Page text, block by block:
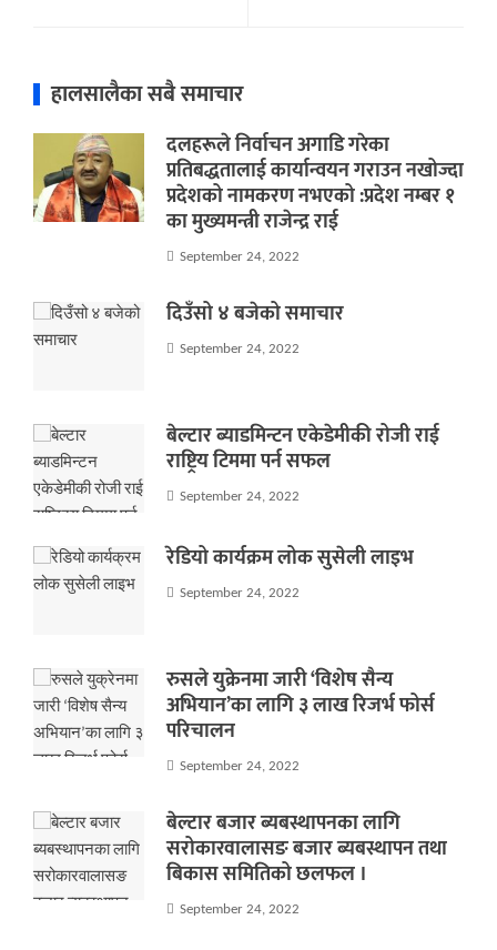
हालसालैका सबै समाचार
दलहरूले निर्वाचन अगाडि गरेका
प्रतिबद्धतालाई कार्यान्वयन गराउन नखोज्दा
प्रदेशको नामकरण नभएको :प्रदेश नम्बर १
का मुख्यमन्त्री राजेन्द्र राई
September 24, 2022
दिउँसो ४ बजेको समाचार
September 24, 2022
बेल्टार ब्याडमिन्टन एकेडेमीकी रोजी राई
राष्ट्रिय टिममा पर्न सफल
September 24, 2022
रेडियो कार्यक्रम लोक सुसेली लाइभ
September 24, 2022
रुसले युक्रेनमा जारी ‘विशेष सैन्य
अभियान’का लागि ३ लाख रिजर्भ फोर्स
परिचालन
September 24, 2022
बेल्टार बजार ब्यबस्थापनका लागि
सरोकारवालासङ बजार ब्यबस्थापन तथा
बिकास समितिको छलफल ।
September 24, 2022